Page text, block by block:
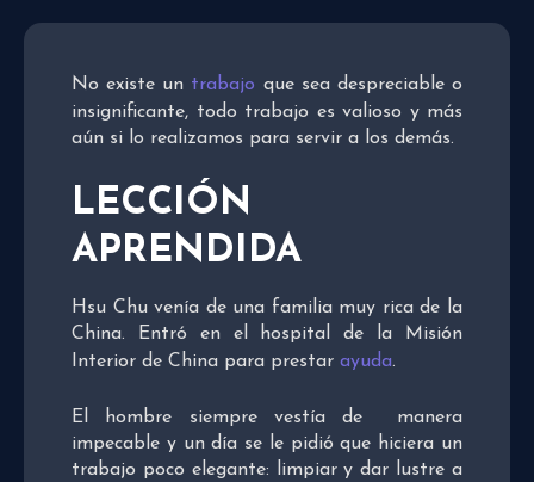
No existe un trabajo que sea despreciable o
insignificante, todo trabajo es valioso y más
aún si lo realizamos para servir a los demás.
LECCIÓN
APRENDIDA
Hsu Chu venía de una familia muy rica de la
China. Entró en el hospital de la Misión
Interior de China para prestar ayuda.
El hombre siempre vestía de manera
impecable y un día se le pidió que hiciera un
trabajo poco elegante: limpiar y dar lustre a